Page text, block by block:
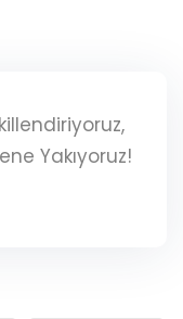
Yakıyoruz!